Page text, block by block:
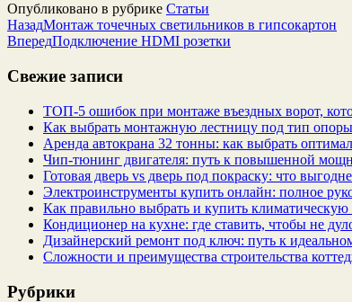
Опубликовано в рубрике Статьи
НазадМонтаж точечных светильников в гипсокартон
ВпередПодключение HDMI розетки
Свежие записи
ТОП-5 ошибок при монтаже въездных ворот,
Как выбрать монтажную лестницу под тип
Аренда автокрана 32 тонны: как выбрать
Чип‑тюнинг двигателя: путь к повышенной
Готовая дверь vs дверь под покраску: что
Электроинструменты купить онлайн: полное
Как правильно выбрать и купить климатическую
Кондиционер на кухне: где ставить, чтобы не
Дизайнерский ремонт под ключ: путь к
Сложности и преимущества строительства
Рубрики